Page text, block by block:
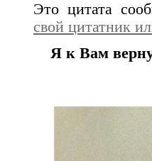
Это цитата
свой цитатник
Я к Вам